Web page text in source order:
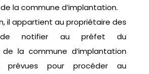
la commune d’implantation.
il appartient au propriétaire des
de notifier au préfet du
la commune d’implantation
prévues pour procéder au